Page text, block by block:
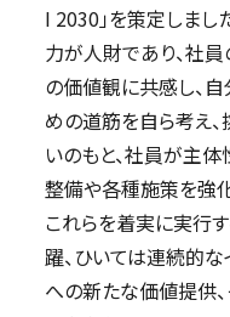
I 2030」を策定しまし
力が人財であり、社
の価値観に共感し、
めの道筋を自ら考え
いのもと、社員が主
整備や各種施策を強化
これらを着実に実行
躍、ひいては連続的な
への新たな価値提供